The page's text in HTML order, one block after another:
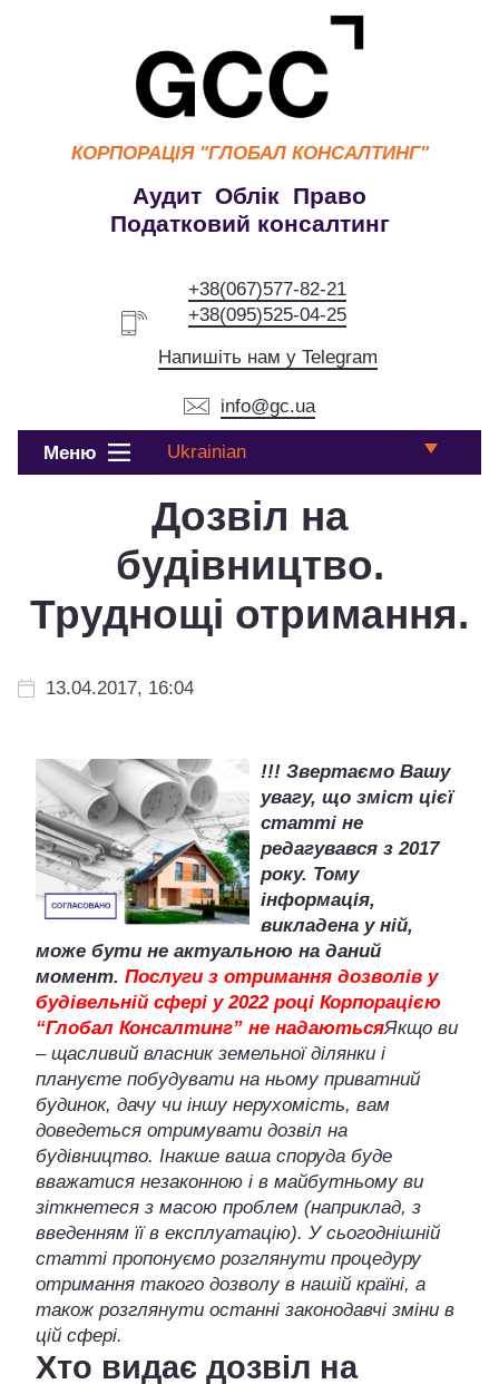
КОРПОРАЦІЯ "ГЛОБАЛ КОНСАЛТИНГ"
Аудит Облік Право
Податковий консалтинг
+38(067)577-82-21
+38(095)525-04-25
Напишіть нам у Telegram
info@gc.ua
Меню Ukrainian
Дозвіл на
будівництво.
Труднощі отримання.
13.04.2017, 16:04
!!! Звертаємо Вашу
увагу, що зміст цієї
статті не
редагувався з 2017
року. Тому
інформація,
викладена у ній,
може бути не актуальною на даний
момент. Послуги з отримання дозволів у
будівельній сфері у 2022 році Корпорацією
“Глобал Консалтинг” не надаютьсяЯкщо ви
– щасливий власник земельної ділянки і
плануєте побудувати на ньому приватний
будинок, дачу чи іншу нерухомість, вам
доведеться отримувати дозвіл на
будівництво. Інакше ваша споруда буде
вважатися незаконною і в майбутньому ви
зіткнетеся з масою проблем (наприклад, з
введенням її в експлуатацію). У сьогоднішній
статті пропонуємо розглянути процедуру
отримання такого дозволу в нашій країні, а
також розглянути останні законодавчі зміни в
цій сфері.
Хто видає дозвіл на